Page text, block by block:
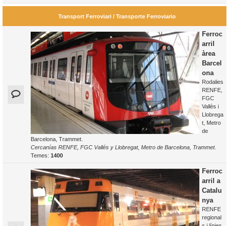
Transport Ferroviari / Transporte Ferroviario
Ferroc
arril
àrea
Barcel
ona
Rodalies
RENFE,
FGC
Vallès i
Llobrega
t, Metro
de
Barcelona, Trammet.
Cercanías RENFE, FGC Vallés y Llobregat, Metro de Barcelona, Trammet.
Temes: 1400
Ferroc
arril a
Catalu
nya
RENFE
regional